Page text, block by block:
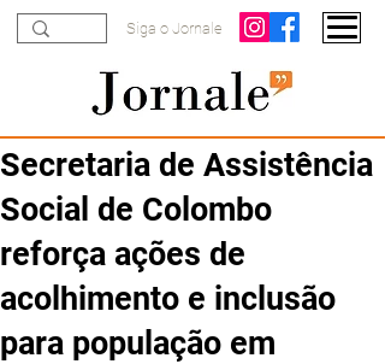
Siga o Jornale
Secretaria de Assistência
Social de Colombo
reforça ações de
acolhimento e inclusão
para população em